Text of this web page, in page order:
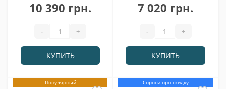
10 390 грн.
- +
КУПИТЬ
7 020 грн.
- +
КУПИТЬ
Популярный Спроси про скидку